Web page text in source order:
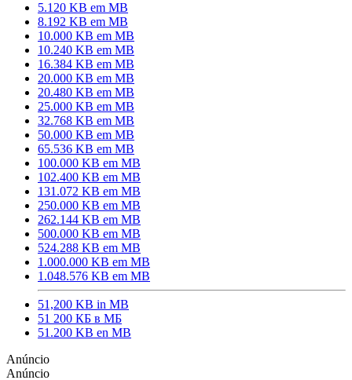
5.120 KB em MB
8.192 KB em MB
10.000 KB em MB
10.240 KB em MB
16.384 KB em MB
20.000 KB em MB
20.480 KB em MB
25.000 KB em MB
32.768 KB em MB
50.000 KB em MB
65.536 KB em MB
100.000 KB em MB
102.400 KB em MB
131.072 KB em MB
250.000 KB em MB
262.144 KB em MB
500.000 KB em MB
524.288 KB em MB
1.000.000 KB em MB
1.048.576 KB em MB
51,200 KB in MB
51 200 КБ в МБ
51.200 KB en MB